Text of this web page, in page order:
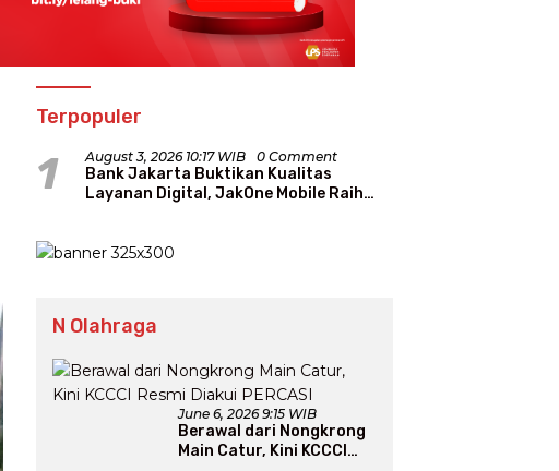
Terpopuler
1 August 3, 2026 10:17 WIB 0 Comment
Bank Jakarta Buktikan Kualitas
Layanan Digital, JakOne Mobile Raih
N Olahraga
June 6, 2026 9:15 WIB
Berawal dari Nongkrong
Main Catur, Kini KCCCI